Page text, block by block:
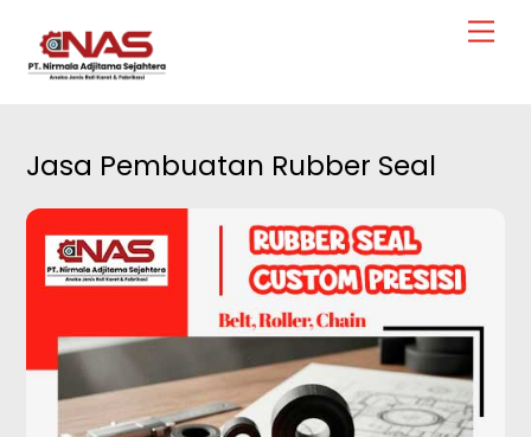
content
Jasa Pembuatan Rubber Seal